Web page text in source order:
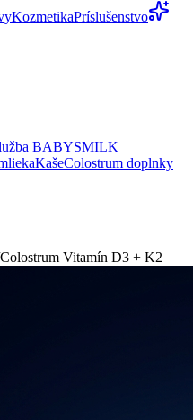
KozmetikaPríslušenstvo
BABYSMILK
KašeColostrum doplnky
Colostrum Vitamín D3 + K2